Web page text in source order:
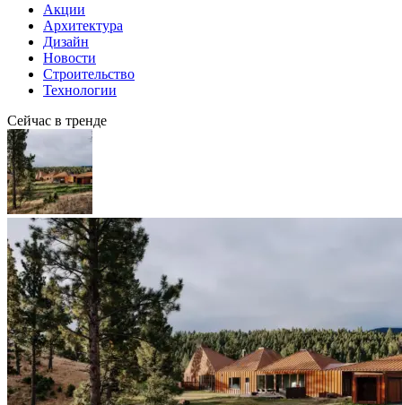
Акции
Архитектура
Дизайн
Новости
Строительство
Технологии
Сейчас в тренде